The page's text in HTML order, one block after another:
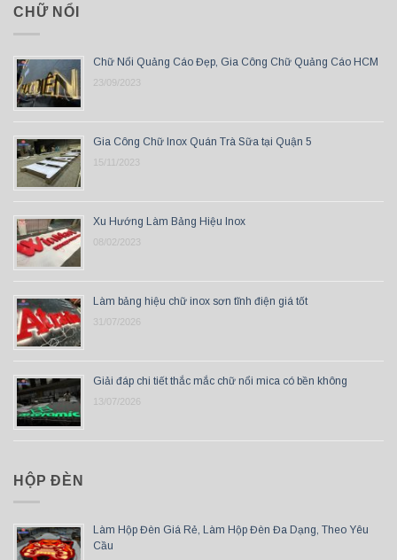
CHỮ NỔI
Chữ Nổi Quảng Cáo Đẹp, Gia Công Chữ Quảng Cáo HCM
23/09/2023
Gia Công Chữ Inox Quán Trà Sữa tại Quận 5
15/11/2023
Xu Hướng Làm Bảng Hiệu Inox
08/02/2023
Làm bảng hiệu chữ inox sơn tĩnh điện giá tốt
31/07/2026
Giải đáp chi tiết thắc mắc chữ nổi mica có bền không
13/07/2026
HỘP ĐÈN
Làm Hộp Đèn Giá Rẻ, Làm Hộp Đèn Đa Dạng, Theo Yêu
Cầu